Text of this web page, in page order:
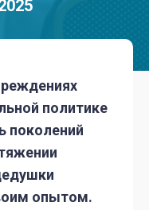
политике
поколений
опытом.